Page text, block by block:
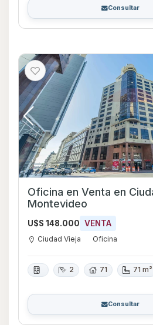
Consultar
Oficina en Venta en Ciudad Vieja,
Montevideo
U$S 148.000 VENTA
Ciudad Vieja Oficina
2 71 71 m²
Consultar